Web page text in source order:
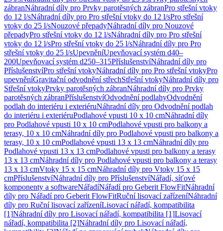
zábranNáhradní díly pro Prvky parotěsných zábranPro střešní vtoky
do 12 l/sNáhradní díly pro Pro střešní vtoky do 12 l/sPro střešní
vtoky do 25 l/sNouzové přepadyNáhradní díly pro Nouzové
přepadyPro střešní vtoky do 12 l/sNáhradní díly pro Pro střešní
vtoky do 12 l/sPro střešní vtoky do 25 l/sNáhradní díly pro Pro
střešní vtoky do 25 l/sUpevněníUpevňovací systém d40–
200Upevňovací systém d250–315PříslušenstvíNáhradní díly pro
PříslušenstvíPro střešní vtokyNáhradní díly pro Pro střešní vtokyPro
upevněníGravitační odvodnění střechStřešní vtokyNáhradní díly pro
Střešní vtokyPrvky parotěsných zábranNáhradní díly pro Prvky
parotěsných zábranPříslušenstvíOdvodnění podlahyOdvodnění
podlah do interiéru i exteriéruNáhradní díly pro Odvodnění podlah
do interiéru i exteriéruPodlahové vpusti 10 x 10 cmNáhradní díly
pro Podlahové vpusti 10 x 10 cmPodlahové vpusti pro balkony a
terasy, 10 x 10 cmNáhradní díly pro Podlahové vpusti pro balkony a
terasy, 10 x 10 cmPodlahové vpusti 13 x 13 cmNáhradní díly pro
Podlahové vpusti 13 x 13 cmPodlahové vpusti pro balkony a terasy
13 x 13 cmNáhradní díly pro Podlahové vpusti pro balkony a terasy
13 x 13 cmVtoky 15 x 15 cmNáhradní díly pro Vtoky 15 x 15
cmPříslušenstvíNáhradní díly pro PříslušenstvíNářadí, síťové
komponenty a softwareNářadíNářadí pro Geberit FlowFitNáhradní
díly pro Nářadí pro Geberit FlowFitRuční lisovací zařízeníNáhradní
díly pro Ruční lisovací zařízeníLisovací nářadí, kompatibilita
[1]Náhradní díly pro Lisovací nářadí, kompatibilita [1]Lisovací
nářadí, kompatibilita [2]Náhradní díly pro Lisovací nářadí,